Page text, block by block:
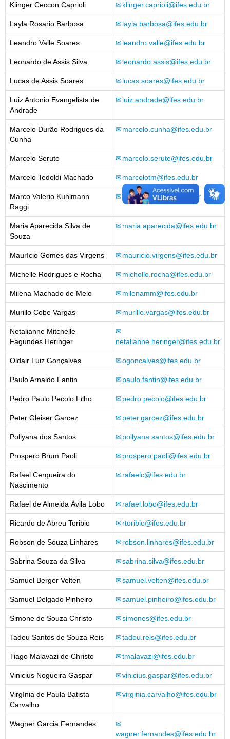
Klinger Ceccon Caprioli klinger.caprioli@ifes.edu.br
Layla Rosario Barbosa layla.barbosa@ifes.edu.br
Leandro Valle Soares leandro.valle@ifes.edu.br
Leonardo de Assis Silva leonardo.assis@ifes.edu.br
Lucas de Assis Soares lucas.soares@ifes.edu.br
Luiz Antonio Evangelista de
Andrade
luiz.andrade@ifes.edu.br
Marcelo Durão Rodrigues da
Cunha
marcelo.cunha@ifes.edu.br
Marcelo Serute marcelo.serute@ifes.edu.br
Marcelo Tedoldi Machado marcelotm@ifes.edu.br
Marco Valerio Kuhlmann
Raggi
marcoraggi@ifes.edu.br
Maria Aparecida Silva de
Souza
maria.aparecida@ifes.edu.br
Maurício Gomes das Virgens mauricio.virgens@ifes.edu.br
Michelle Rodrigues e Rocha michelle.rocha@ifes.edu.br
Milena Machado de Melo milenamm@ifes.edu.br
Murillo Cobe Vargas murillo.vargas@ifes.edu.br
Netalianne Mitchelle
Fagundes Heringer
netalianne.heringer@ifes.edu.br
Oldair Luiz Gonçalves ogoncalves@ifes.edu.br
Paulo Arnaldo Fantin paulo.fantin@ifes.edu.br
Pedro Paulo Pecolo Filho pedro.pecolo@ifes.edu.br
Peter Gleiser Garcez peter.garcez@ifes.edu.br
Pollyana dos Santos pollyana.santos@ifes.edu.br
Prospero Brum Paoli prospero.paoli@ifes.edu.br
Rafael Cerqueira do
Nascimento
rafaelc@ifes.edu.br
Rafael de Almeida Ávila Lobo rafael.lobo@ifes.edu.br
Ricardo de Abreu Toribio rtoribio@ifes.edu.br
Robson de Souza Linhares robson.linhares@ifes.edu.br
Sabrina Souza da Silva sabrina.silva@ifes.edu.br
Samuel Berger Velten samuel.velten@ifes.edu.br
Samuel Delgado Pinheiro samuel.pinheiro@ifes.edu.br
Simone de Souza Christo simones@ifes.edu.br
Tadeu Santos de Souza Reis tadeu.reis@ifes.edu.br
Tiago Malavazi de Christo tmalavazi@ifes.edu.br
Vinicius Nogueira Gaspar vinicius.gaspar@ifes.edu.br
Virgínia de Paula Batista
Carvalho
virginia.carvalho@ifes.edu.br
Wagner Garcia Fernandes
wagner.fernandes@ifes.edu.br